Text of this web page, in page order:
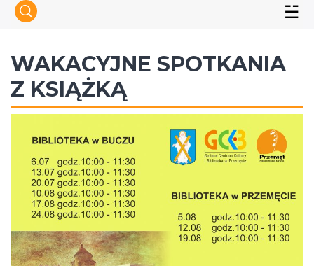
☱
WAKACYJNE SPOTKANIA
Z KSIĄŻKĄ